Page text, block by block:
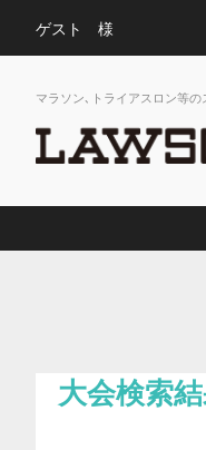
ゲスト 様
マラソン､トライアスロン等
大会検索